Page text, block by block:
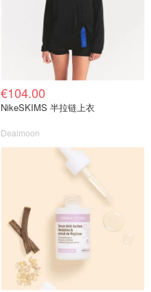
€104.00
NikeSKIMS 半拉链上衣
Dealmoon